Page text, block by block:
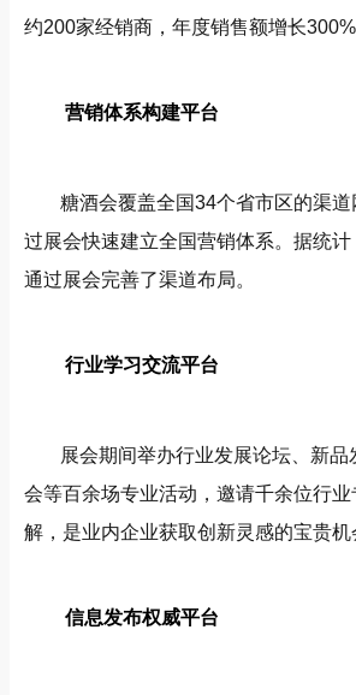
约200家经销商，年度销售额增长300%
营销体系构建平台
糖酒会覆盖全国34个省市区的渠
过展会快速建立全国营销体系。据统
通过展会完善了渠道布局。
行业学习交流平台
展会期间举办行业发展论坛、新
会等百余场专业活动，邀请千余位行
解，是业内企业获取创新灵感的宝贵机
信息发布权威平台